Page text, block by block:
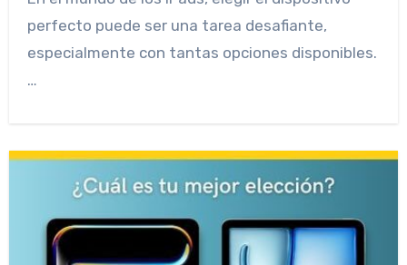
perfecto puede ser una tarea desafiante,
especialmente con tantas opciones disponibles.
…